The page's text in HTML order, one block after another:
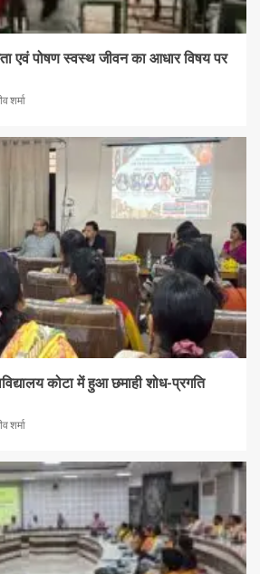
एवं पोषण स्वस्थ जीवन का आधार विषय पर
शर्मा
कोटा में हुआ छमाही शोध-प्रगति
शर्मा